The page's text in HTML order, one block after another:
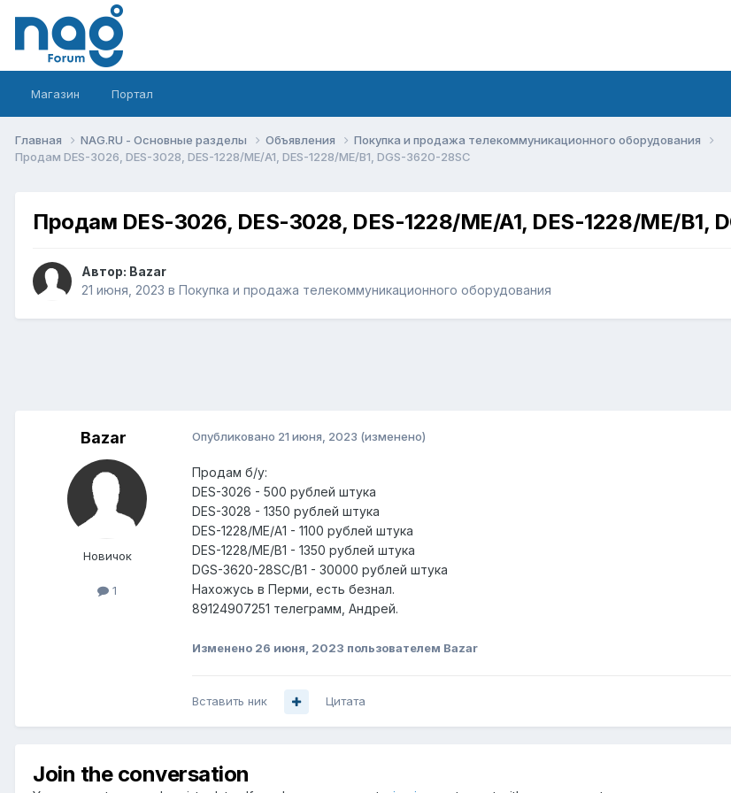
Магазин Портал
Главная NAG.RU - Основные разделы Объявления
Покупка и продажа телекоммуникационного оборудования
Продам DES-3026, DES-3028, DES-1228/ME/A1, DES-1228/ME/B1, DGS-3620-28SC
Продам DES-3026, DES-3028, DES-1228/ME/A1, DES-1228/ME/B1,
Автор: Bazar
21 июня, 2023 в Покупка и продажа телекоммуникационного оборудования
Bazar
Новичок
1
Опубликовано 21 июня, 2023 (изменено)
Продам б/у:
DES-3026 - 500 рублей штука
DES-3028 - 1350 рублей штука
DES-1228/ME/A1 - 1100 рублей штука
DES-1228/ME/B1 - 1350 рублей штука
DGS-3620-28SC/B1 - 30000 рублей штука
Нахожусь в Перми, есть безнал.
89124907251 телеграмм, Андрей.
Изменено 26 июня, 2023 пользователем Bazar
Вставить ник Цитата
Join the conversation